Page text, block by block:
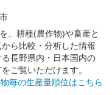
、耕種(農作物)や畜産と
ら比較・分析した情報
長野県内・日本国内の
ご覧いただけます。
毎の生産量順位はこちら